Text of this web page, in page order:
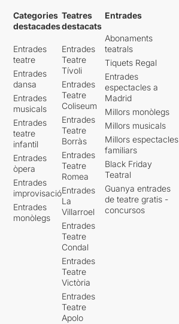
Categories
destacades
Entrades
teatre
Entrades
dansa
Entrades
musicals
Entrades
teatre
infantil
Entrades
òpera
Entrades
improvisació
Entrades
monòlegs
Teatres
destacats
Entrades
Teatre
Tívoli
Entrades
Teatre
Coliseum
Entrades
Teatre
Borràs
Entrades
Teatre
Romea
Entrades
La
Villarroel
Entrades
Teatre
Condal
Entrades
Teatre
Victòria
Entrades
Teatre
Apolo
Entrades
Abonaments
teatrals
Tiquets Regal
Entrades
espectacles a
Madrid
Millors monòlegs
Millors musicals
Millors espectacles
familiars
Black Friday
Teatral
Guanya entrades
de teatre gratis -
concursos